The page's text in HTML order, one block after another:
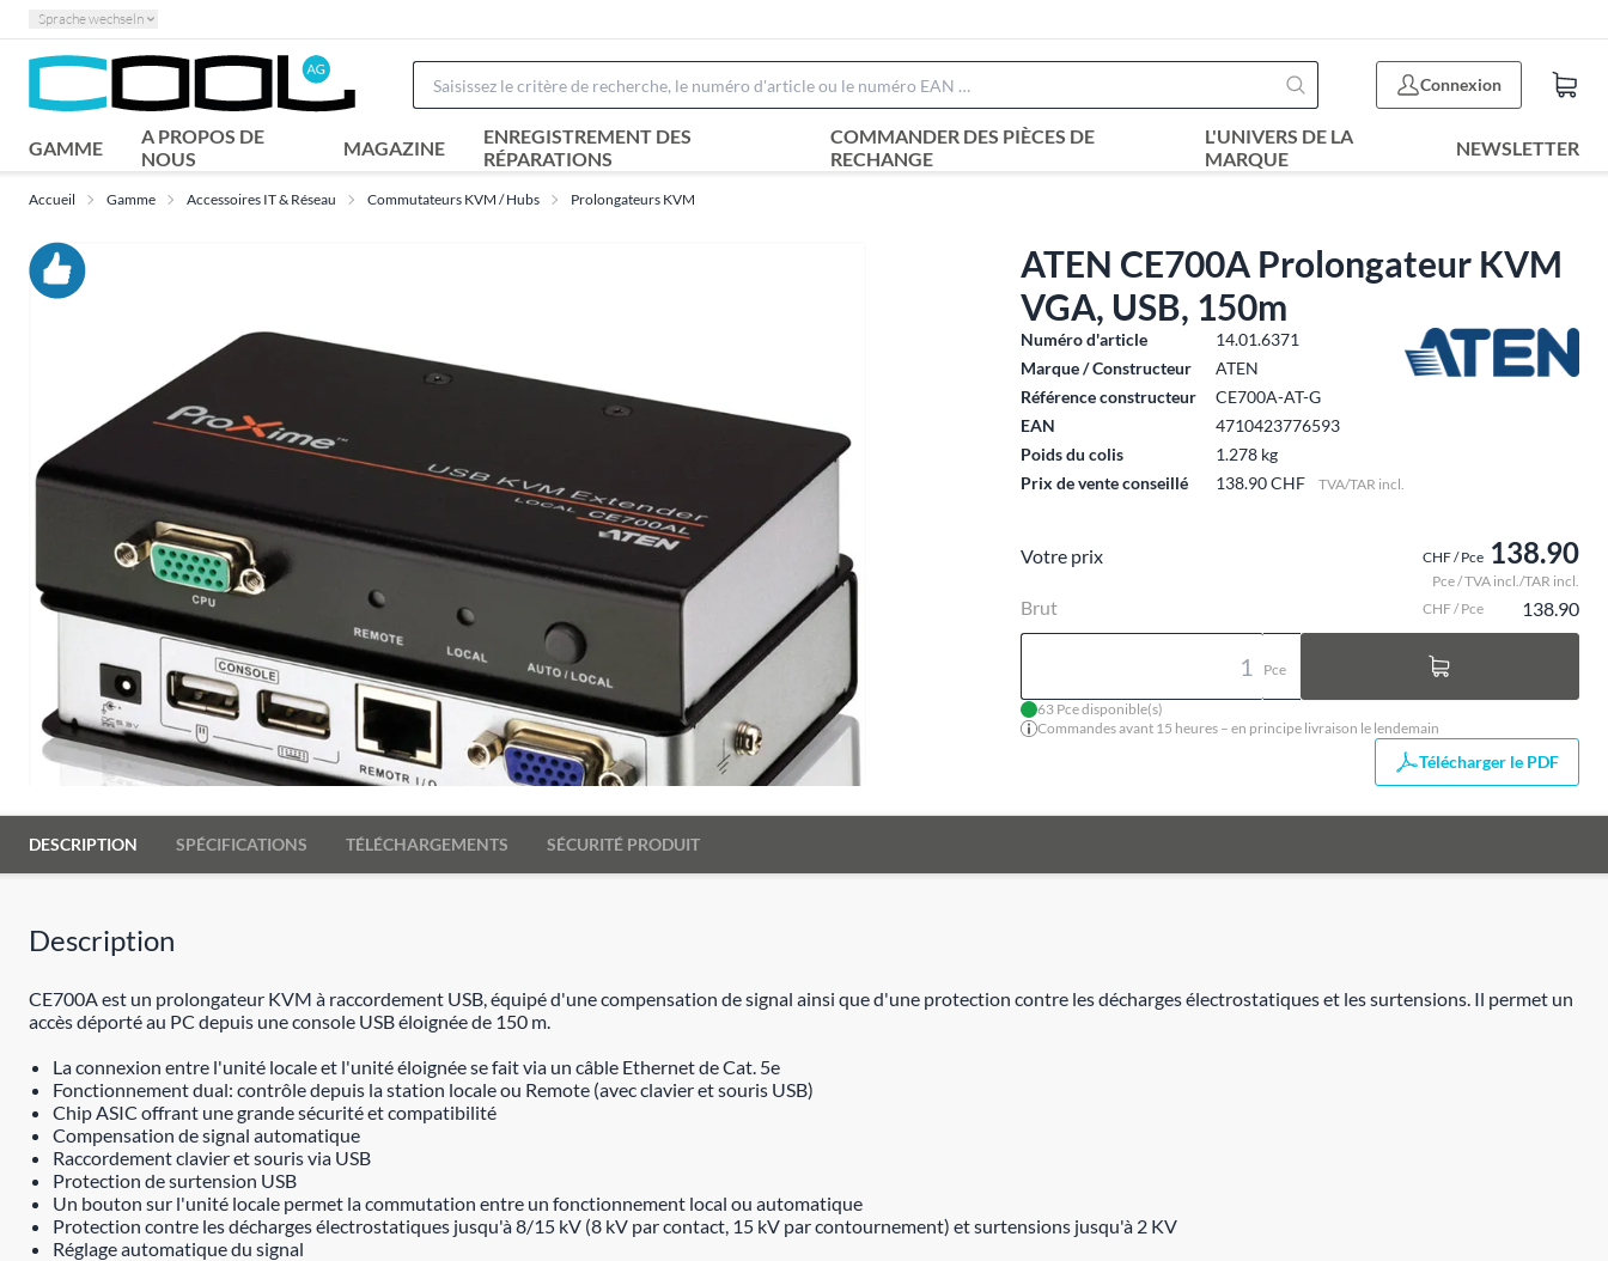
Sprache wechseln
Connexion
GAMME
A PROPOS DE
NOUS
MAGAZINE
ENREGISTREMENT DES
RÉPARATIONS
COMMANDER DES PIÈCES DE
RECHANGE
L'UNIVERS DE LA
MARQUE
NEWSLETTER
Accueil Gamme Accessoires IT & Réseau Commutateurs KVM / Hubs Prolongateurs KVM
ATEN CE700A Prolongateur KVM
VGA, USB, 150m
Numéro d'article
14.01.6371
Marque / Constructeur
ATEN
Référence constructeur
CE700A-AT-G
EAN
4710423776593
Poids du colis
1.278 kg
Prix de vente conseillé
138.90 CHF TVA/TAR incl.
Votre prix CHF / Pce 138.90
Pce / TVA incl./TAR incl.
Brut CHF / Pce 138.90
Pce
63 Pce disponible(s)
Commandes avant 15 heures – en principe livraison le lendemain
Télécharger le PDF
DESCRIPTION SPÉCIFICATIONS TÉLÉCHARGEMENTS SÉCURITÉ PRODUIT
Description
CE700A est un prolongateur KVM à raccordement USB, équipé d'une compensation de signal ainsi que d'une protection contre les décharges électrostatiques et les surtensions. Il permet un
accès déporté au PC depuis une console USB éloignée de 150 m.
La connexion entre l'unité locale et l'unité éloignée se fait via un câble Ethernet de Cat. 5e
Fonctionnement dual: contrôle depuis la station locale ou Remote (avec clavier et souris USB)
Chip ASIC offrant une grande sécurité et compatibilité
Compensation de signal automatique
Raccordement clavier et souris via USB
Protection de surtension USB
Un bouton sur l'unité locale permet la commutation entre un fonctionnement local ou automatique
Protection contre les décharges électrostatiques jusqu'à 8/15 kV (8 kV par contact, 15 kV par contournement) et surtensions jusqu'à 2 KV
Réglage automatique du signal